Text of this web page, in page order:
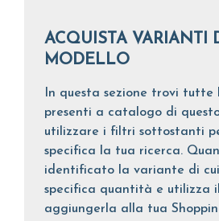
ACQUISTA VARIANTI DEL
MODELLO
In questa sezione trovi tutte
presenti a catalogo di
utilizzare i filtri sottostanti
specifica la tua ricerca.
identificato la variante di
specifica quantità e utilizza
aggiungerla alla tua